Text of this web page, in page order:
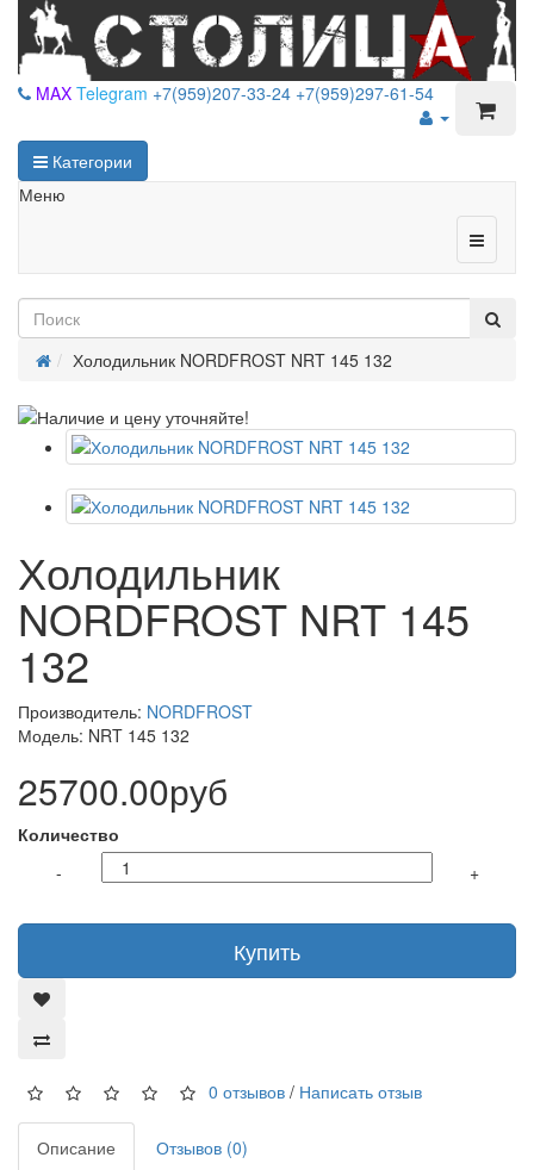
MAX Telegram +7(959)207-33-24 +7(959)297-61-54
Категории
Меню
Холодильник NORDFROST NRT 145 132
Холодильник
NORDFROST NRT 145
132
Производитель: NORDFROST
Модель: NRT 145 132
25700.00руб
Количество
-
+
Купить
0 отзывов / Написать отзыв
Описание
Отзывов (0)